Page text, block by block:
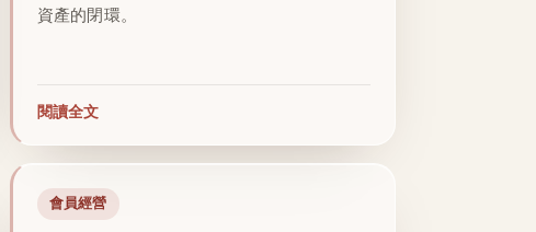
資產的閉環。
閱讀全文
會員經營